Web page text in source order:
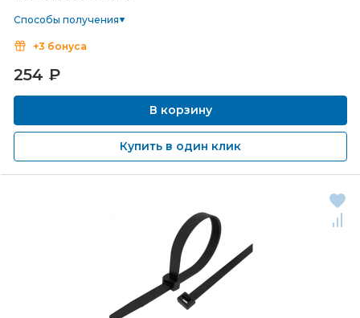
Способы получения
+3 бонуса
254 ₽
В корзину
Купить в один клик